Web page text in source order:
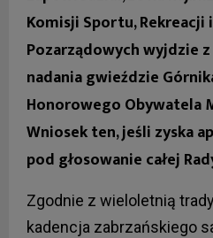
Komisji Sportu, Rekreacji
Pozarządowych wyjdzie
nadania gwieździe
Honorowego Obywatela
Wniosek ten, jeśli zyska
pod głosowanie całej
Zgodnie z wieloletnią
kadencja zabrzańskiego